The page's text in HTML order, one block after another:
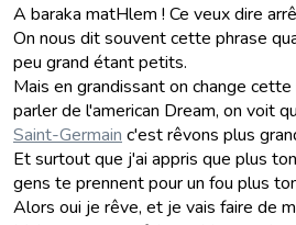
A baraka matHlem ! Ce veux dire
On nous dit souvent cette phrase
peu grand étant petits.
Mais en grandissant on change
parler de l'american Dream, on voit
Saint-Germain c'est rêvons plus
Et surtout que j'ai appris que plus
gens te prennent pour un fou plus
Alors oui je rêve, et je vais faire de